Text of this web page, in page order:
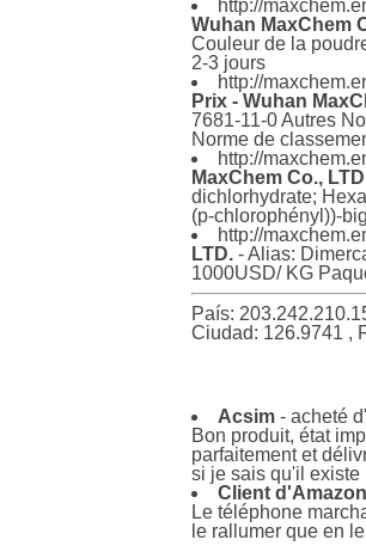
http://
Wuhan MaxChem
Couleur de la
2-3 jours
http://
Prix - Wuhan
7681-11-0 Autres
Norme de
http://
MaxChem Co.,
dichlorhydrate;
(p-chlorophényl))-
http://
LTD. - Alias:
1000USD/ KG
País:
Ciudad: 126.9741 ,
Acsim - acheté
Bon produit, état
parfaitement et
si je sais qu'il existe
Client d'Amazon
Le téléphone
le rallumer que en